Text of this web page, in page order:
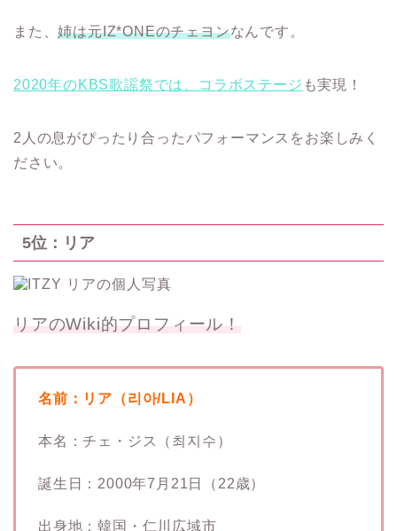
また、姉は元IZ*ONEのチェヨンなんです。
2020年のKBS歌謡祭では、コラボステージ も実現！
2人の息がぴったり合ったパフォーマンスをお楽しみく
ださい。
5位：リア
リアのWiki的プロフィール！
名前：リア（리아/LIA）
本名：チェ・ジス（최지수）
誕生日：2000年7月21日（22歳）
出身地：韓国・仁川広域市